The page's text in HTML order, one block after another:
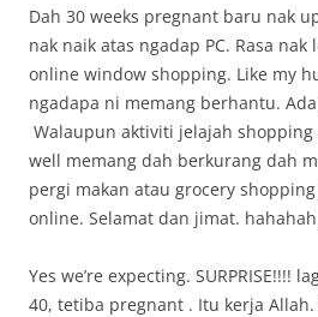
Dah 30 weeks pregnant baru nak
nak naik atas ngadap PC. Rasa
online window shopping. Like my
ngadapa ni memang berhantu.
Walaupun aktiviti jelajah
well memang dah berkurang dah
pergi makan atau grocery
online. Selamat dan jimat.
Yes we’re expecting. SURPRISE!!!!
40, tetiba pregnant . Itu kerja Allah.